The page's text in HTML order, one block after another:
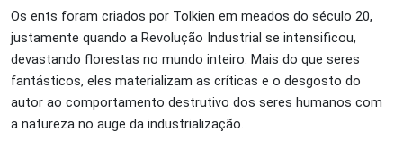
Os ents foram criados por Tolkien em meados do século 20,
justamente quando a Revolução Industrial se intensificou,
devastando florestas no mundo inteiro. Mais do que seres
fantásticos, eles materializam as críticas e o desgosto do
autor ao comportamento destrutivo dos seres humanos com
a natureza no auge da industrialização.